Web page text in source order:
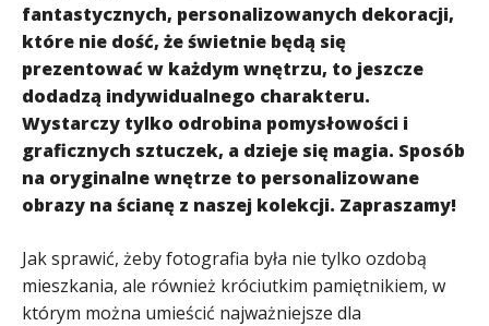
fantastycznych, personalizowanych dekoracji,
które nie dość, że świetnie będą się
prezentować w każdym wnętrzu, to jeszcze
dodadzą indywidualnego charakteru.
Wystarczy tylko odrobina pomysłowości i
graficznych sztuczek, a dzieje się magia. Sposób
na oryginalne wnętrze to personalizowane
obrazy na ścianę z naszej kolekcji. Zapraszamy!
Jak sprawić, żeby fotografia była nie tylko ozdobą
mieszkania, ale również króciutkim pamiętnikiem, w
którym można umieścić najważniejsze dla